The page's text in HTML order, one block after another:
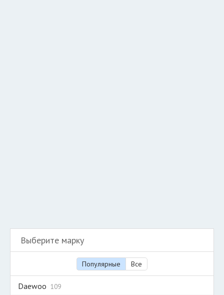
Выберите марку
Популярные Все
Daewoo 109